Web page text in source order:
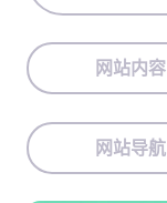
网站内容
网站导航